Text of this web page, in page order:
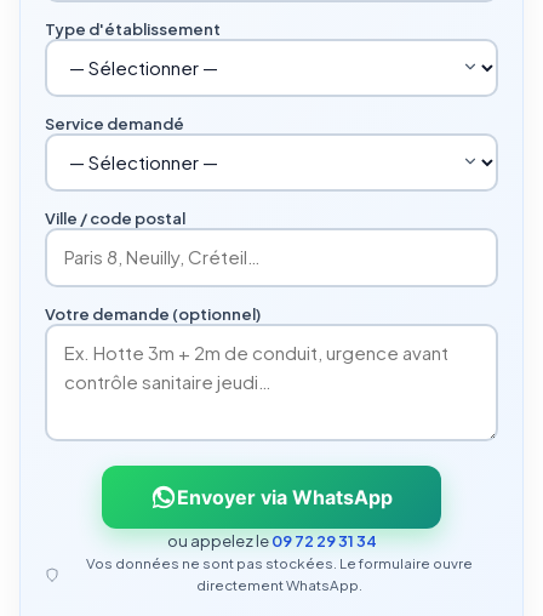
Type d'établissement
Service demandé
Ville / code postal
Votre demande (optionnel)
Envoyer via WhatsApp
ou appelez le09 72 29 31 34
Vos données ne sont pas stockées. Le formulaire ouvre
directement WhatsApp.